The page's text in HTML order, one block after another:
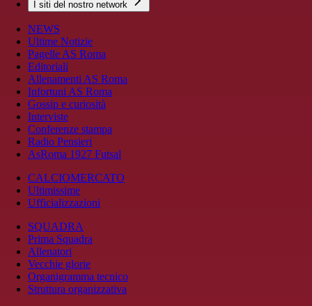
I siti del nostro network
NEWS
Ultime Notizie
Pagelle AS Roma
Editoriali
Allenamenti AS Roma
Infortuni AS Roma
Gossip e curiosità
Interviste
Conferenze stampa
Radio Pensieri
AsRoma 1927 Futsal
CALCIOMERCATO
Ultimissime
Ufficializzazioni
SQUADRA
Prima Squadra
Allenatori
Vecchie glorie
Organigramma tecnico
Struttura organizzativa